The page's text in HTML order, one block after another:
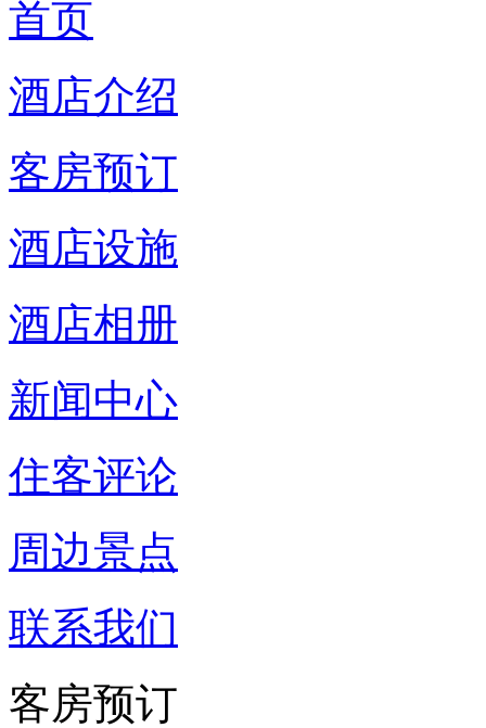
首页
酒店介绍
客房预订
酒店设施
酒店相册
新闻中心
住客评论
周边景点
联系我们
客房预订